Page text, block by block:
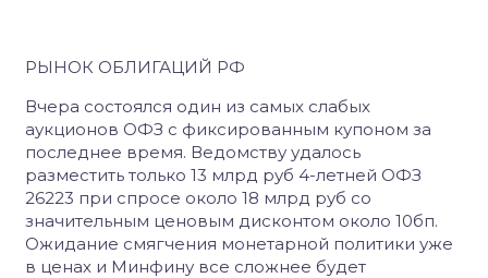
РЫНОК ОБЛИГАЦИЙ РФ
Вчера состоялся один из самых слабых
аукционов ОФЗ с фиксированным купоном за
последнее время. Ведомству удалось
разместить только 13 млрд руб 4-летней ОФЗ
26223 при спросе около 18 млрд руб со
значительным ценовым дисконтом около 10бп.
Ожидание смягчения монетарной политики уже
в ценах и Минфину все сложнее будет